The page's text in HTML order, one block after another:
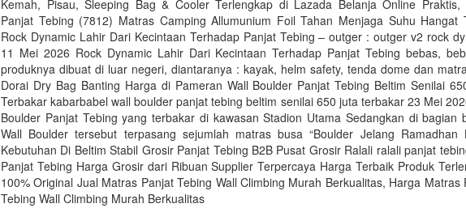
Kemah, Pisau, Sleeping Bag & Cooler Terlengkap di Lazada Belanja Online Praktis,
Panjat Tebing (7812) Matras Camping Allumunium Foil Tahan Menjaga Suhu Hangat
Rock Dynamic Lahir Dari Kecintaan Terhadap Panjat Tebing – outger : outger v2 rock
11 Mei 2026 Rock Dynamic Lahir Dari Kecintaan Terhadap Panjat Tebing bebas,
produknya dibuat di luar negeri, diantaranya : kayak, helm safety, tenda dome dan
Dorai Dry Bag Banting Harga di Pameran Wall Boulder Panjat Tebing Beltim Senilai
Terbakar kabarbabel wall boulder panjat tebing beltim senilai 650 juta terbakar 23 Mei
Boulder Panjat Tebing yang terbakar di kawasan Stadion Utama Sedangkan di bagian
Wall Boulder tersebut terpasang sejumlah matras busa “Boulder Jelang Ramadhan
Kebutuhan Di Beltim Stabil Grosir Panjat Tebing B2B Pusat Grosir Ralali‎ ralali panjat
Panjat Tebing Harga Grosir dari Ribuan Supplier Terpercaya Harga Terbaik Produk
100% Original Jual Matras Panjat Tebing Wall Climbing Murah Berkualitas, Harga Matras
Tebing Wall Climbing Murah Berkualitas